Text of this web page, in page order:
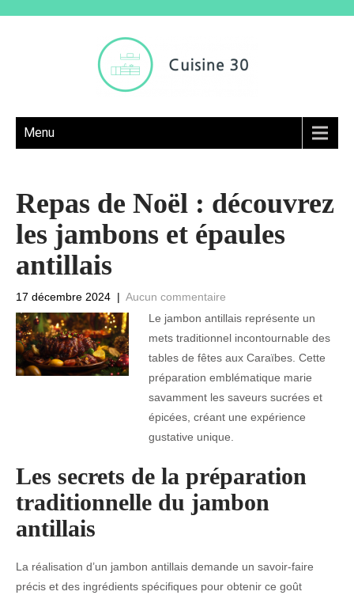
Menu
Repas de Noël : découvrez
les jambons et épaules
antillais
17 décembre 2024 | Aucun commentaire
Le jambon antillais représente un
mets traditionnel incontournable des
tables de fêtes aux Caraïbes. Cette
préparation emblématique marie
savamment les saveurs sucrées et
épicées, créant une expérience
gustative unique.
Les secrets de la préparation
traditionnelle du jambon
antillais
La réalisation d’un jambon antillais demande un savoir-faire
précis et des ingrédients spécifiques pour obtenir ce goût